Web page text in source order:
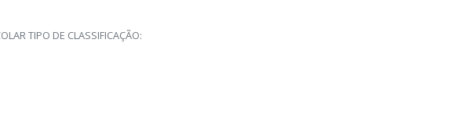
TIPO DE CLASSIFICAÇÃO: